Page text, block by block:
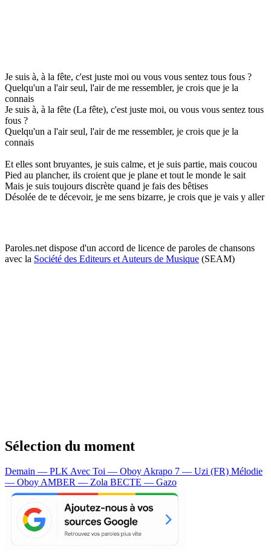
Je suis à, à la fête, c'est juste moi ou vous vous sentez tous fous ?
Quelqu'un a l'air seul, l'air de me ressembler, je crois que je la
connais
Je suis à, à la fête (La fête), c'est juste moi, ou vous vous sentez tous
fous ?
Quelqu'un a l'air seul, l'air de me ressembler, je crois que je la
connais
Et elles sont bruyantes, je suis calme, et je suis partie, mais coucou
Pied au plancher, ils croient que je plane et tout le monde le sait
Mais je suis toujours discrète quand je fais des bêtises
Désolée de te décevoir, je me sens bizarre, je crois que je vais y aller
Paroles.net dispose d'un accord de licence de paroles de chansons
avec la Société des Editeurs et Auteurs de Musique (SEAM)
Sélection du moment
Demain — PLKAvec Toi — OboyAkrapo 7 — Uzi (FR) Mélodie
— OboyAMBER — Zola BECTE — Gazo